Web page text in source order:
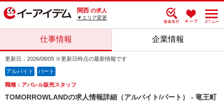
関西 の求人
▼エリア変更
仕事情報 企業情報
更新日：2026/08/05 ※更新日時点の最新情報です
アルバイト パート
職種：アパレル販売スタッフ
TOMORROWLANDの求人情報詳細（アルバイト/パート） - 竜王町